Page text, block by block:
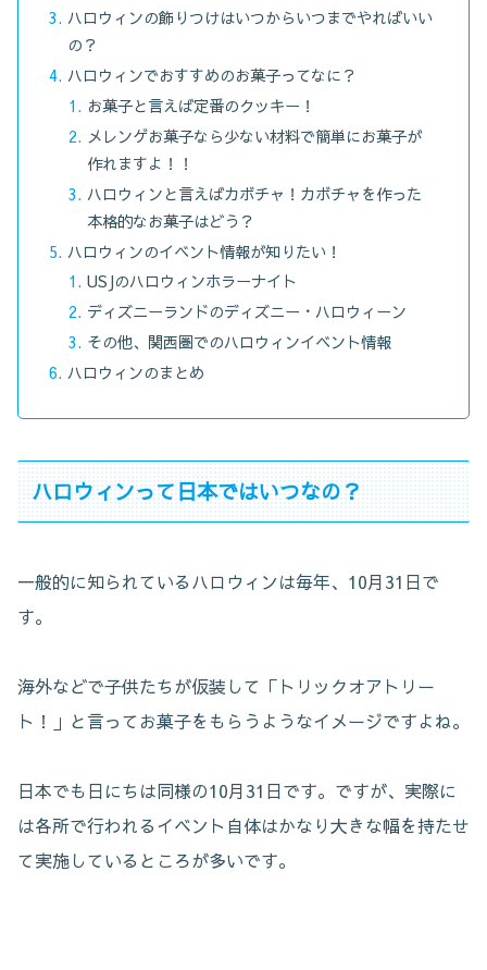
ハロウィンの飾りつけはいつからいつまでやればいい
の？
ハロウィンでおすすめのお菓子ってなに？
お菓子と言えば定番のクッキー！
メレンゲお菓子なら少ない材料で簡単にお菓子が
作れますよ！！
ハロウィンと言えばカボチャ！カボチャを作った
本格的なお菓子はどう？
ハロウィンのイベント情報が知りたい！
USJのハロウィンホラーナイト
ディズニーランドのディズニー・ハロウィーン
その他、関西圏でのハロウィンイベント情報
ハロウィンのまとめ
ハロウィンって日本ではいつなの？
一般的に知られているハロウィンは毎年、10月31日で
す。
海外などで子供たちが仮装して「トリックオアトリー
ト！」と言ってお菓子をもらうようなイメージですよね。
日本でも日にちは同様の10月31日です。ですが、実際に
は各所で行われるイベント自体はかなり大きな幅を持たせ
て実施しているところが多いです。